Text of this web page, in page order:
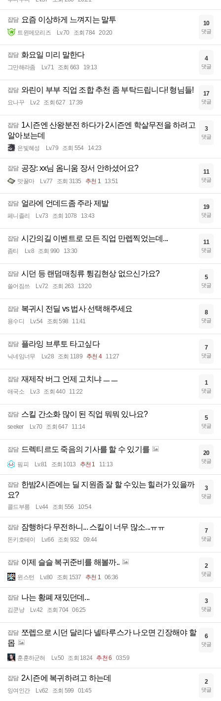
잡담 요즘 이상하게 느껴지는 말투
트윈메모리즈 Lv.70 조회 784 20:20
10
댓글
잡담 화요일 미리 말한다
그만해라좀 Lv.71 조회 663 19:13
4
댓글
잡담 와린이 부부 직업 조합 추천 좀 부탁드립니다! 형님들!
요나꾸 Lv.2 조회 627 17:39
17
댓글
잡담 1시즌엔 산왕분전 하다가 2시즌엔 학살무전을 하려고
알아보는데
은빛혜성 Lv.79 조회 554 14:23
3
댓글
잡담 공장: xx님 옴니움 장서 안하셨어요?
맛꿀마 Lv.77 조회 3135 추천 1 13:51
11
댓글
잡담 얼라에 언데드좀 주라 제발
페니졸리 Lv.73 조회 1078 13:43
19
댓글
잡담 시간의길 이벤트로 모든 직업 만렙찍었는데...
좀티 Lv.8 조회 990 13:30
11
댓글
잡담 시던 등 랜덤매칭류 튕김현상 없으신가요?
쓸어짐쓰 Lv.72 조회 263 13:20
5
댓글
잡담 복귀시 전딜 vs 법사 선택해주세요
용수디 Lv.54 조회 598 11:41
8
댓글
잡담 플라잉 브루토 타고싶다
닉네임너무 Lv.28 조회 1189 추천 4 11:27
7
댓글
잡담 재제작 버그 언제 고치냐 ㅡㅡ
애국소 Lv.3 조회 440 11:22
1
댓글
잡담 스킬 간소화 많이 된 직업 뭐뭐 있나요?
seeker Lv.70 조회 647 11:14
5
댓글
잡담 드렉티르도 죽음의 기사를 할 수 있기를
핌피 Lv.81 조회 1013 추천 1 11:13
20
댓글
잡담 한밤2시즌에는 딜 지원좀 잘 할 수있는 힐러가 있을까
요?
콜드부릉 Lv.44 조회 556 10:54
3
댓글
잡담 잠행하다 무전하니... 스킬이 너무 많소...ㅠㅠ
돈키호테이 Lv.66 조회 932 09:44
7
댓글
잡담 이제 슬슬 복귀준비를 해볼까..
윈스턴 Lv.80 조회 1537 추천 1 06:36
2
댓글
잡담 나는 황폐 재밌던데...
김쿤냥 Lv.42 조회 704 06:25
3
댓글
잡담 쪼렙으로 시던 달리다 넬타루스가 나오면 긴장해야 할
몹
훈훈하군혀 Lv.50 조회 1824 추천 6 03:59
6
댓글
잡담 2시즌에 복귀하려고 하는데
잉여인간 Lv.62 조회 599 01:45
2
댓글